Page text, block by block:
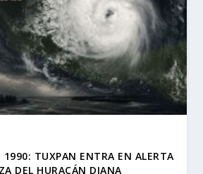
1990: TUXPAN ENTRA EN ALERTA
DEL HURACÁN DIANA